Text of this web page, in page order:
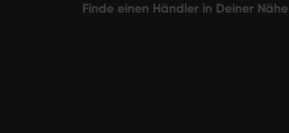
Finde einen Händler in Deiner Nähe